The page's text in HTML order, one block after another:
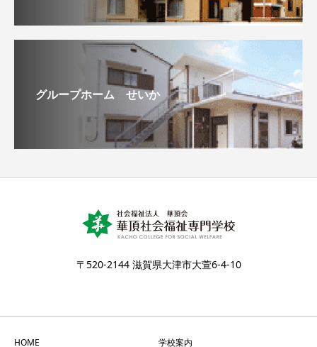
グループホーム せいか
〒520-2144 滋賀県大津市大萱6-4-10
HOME 学校案内